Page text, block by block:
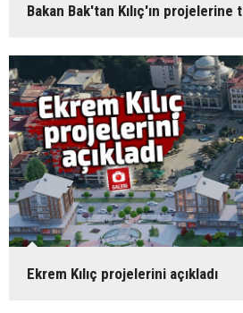
Bakan Bak'tan Kılıç'ın projelerine
Ekrem Kılıç projelerini açıkladı